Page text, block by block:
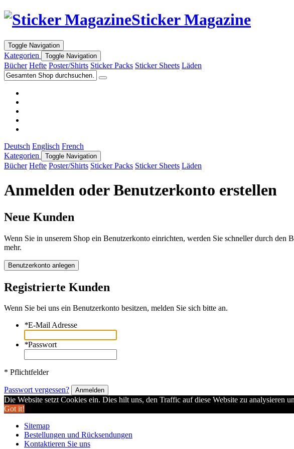
Sticker Magazine
Toggle Navigation
Kategorien Toggle Navigation
Bücher Hefte Poster/Shirts Sticker Packs Sticker Sheets Läden
Deutsch Englisch French
Kategorien
Toggle Navigation
Bücher Hefte Poster/Shirts Sticker Packs Sticker Sheets Läden
Anmelden oder Benutzerkonto erstellen
Neue Kunden
Wenn Sie in unserem Shop ein Benutzerkonto einrichten, werden Sie schneller durch den
mehr.
Benutzerkonto anlegen
Registrierte Kunden
Wenn Sie bei uns ein Benutzerkonto besitzen, melden Sie sich bitte an.
*E-Mail Adresse
*Passwort
* Pflichtfelder
Passwort vergessen? Anmelden
Die Website setzt Cookies ein. Dies hilt uns, den Traffic auf diese Website zu analysieren
Got it!
Sitemap
Bestellungen und Rücksendungen
Kontaktieren Sie uns